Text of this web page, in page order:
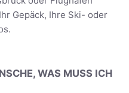
Gepäck, Ihre Ski- oder
WAS MUSS ICH